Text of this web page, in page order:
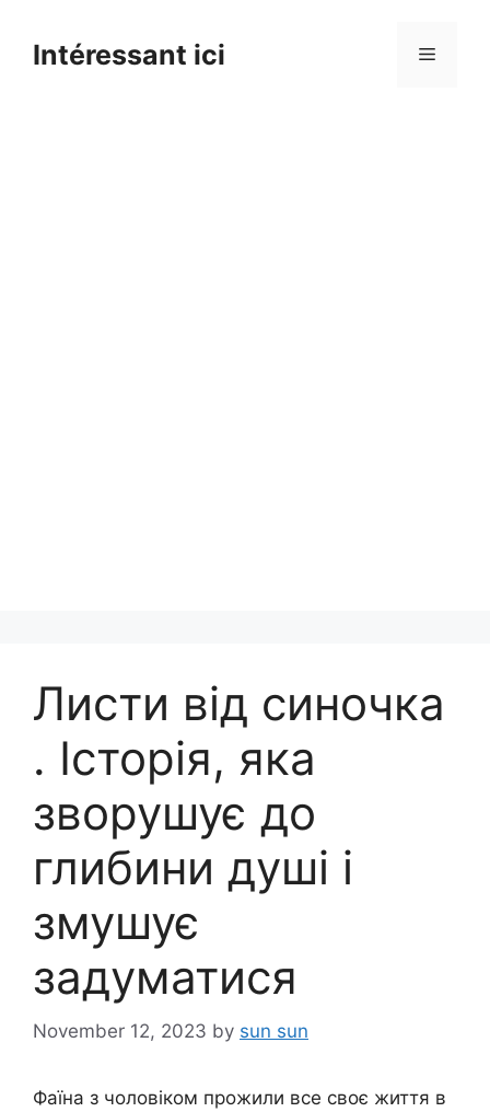
contentIntéressant ici Menu
Листи від синочка
. Історія, яка
зворушує до
глибини душі і
змушує
задуматися
November 12, 2023 by sun sun
Фаїна з чоловіком прожили все своє життя в